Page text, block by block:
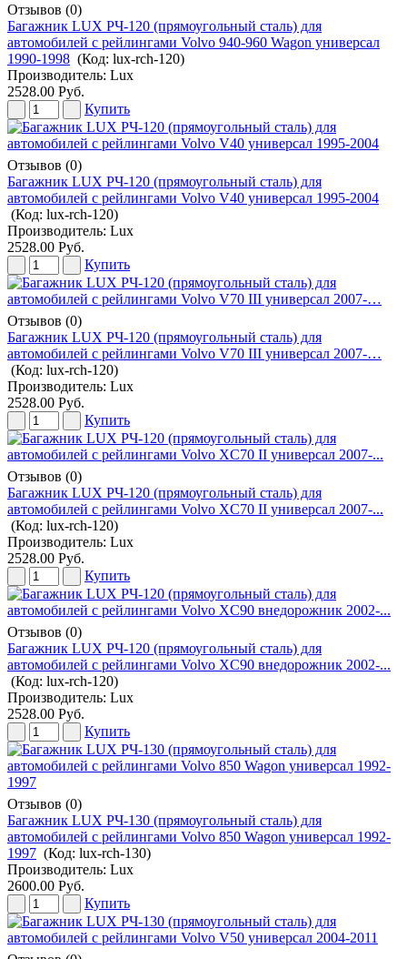
Отзывов (0)
Багажник LUX РЧ-120 (прямоугольный сталь) для
автомобилей с рейлингами Volvo 940-960 Wagon универсал
1990-1998 (Код: lux-rch-120)
Производитель: Lux
2528.00 Руб.
Купить
Отзывов (0)
Багажник LUX РЧ-120 (прямоугольный сталь) для
автомобилей с рейлингами Volvo V40 универсал 1995-2004
(Код: lux-rch-120)
Производитель: Lux
2528.00 Руб.
Купить
Отзывов (0)
Багажник LUX РЧ-120 (прямоугольный сталь) для
автомобилей с рейлингами Volvo V70 III универсал 2007-…
(Код: lux-rch-120)
Производитель: Lux
2528.00 Руб.
Купить
Отзывов (0)
Багажник LUX РЧ-120 (прямоугольный сталь) для
автомобилей с рейлингами Volvo XC70 II универсал 2007-...
(Код: lux-rch-120)
Производитель: Lux
2528.00 Руб.
Купить
Отзывов (0)
Багажник LUX РЧ-120 (прямоугольный сталь) для
автомобилей с рейлингами Volvo XC90 внедорожник 2002-...
(Код: lux-rch-120)
Производитель: Lux
2528.00 Руб.
Купить
Отзывов (0)
Багажник LUX РЧ-130 (прямоугольный сталь) для
автомобилей с рейлингами Volvo 850 Wagon универсал 1992-
1997 (Код: lux-rch-130)
Производитель: Lux
2600.00 Руб.
Купить